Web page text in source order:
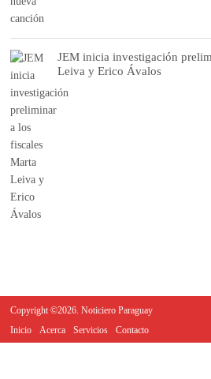
JEM inicia investigación
Leiva y Erico Ávalos
Copyright ©2026. Noticiero Paraguay
Inicio
Acerca Servicios Contacto